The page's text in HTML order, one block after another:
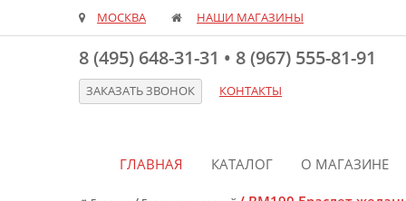
МОСКВА НАШИ МАГАЗИНЫ
8 (495) 648-31-31 • 8 (967) 555-81-91
ЗАКАЗАТЬ ЗВОНОК КОНТАКТЫ
ГЛАВНАЯ КАТАЛОГ О МАГАЗИНЕ